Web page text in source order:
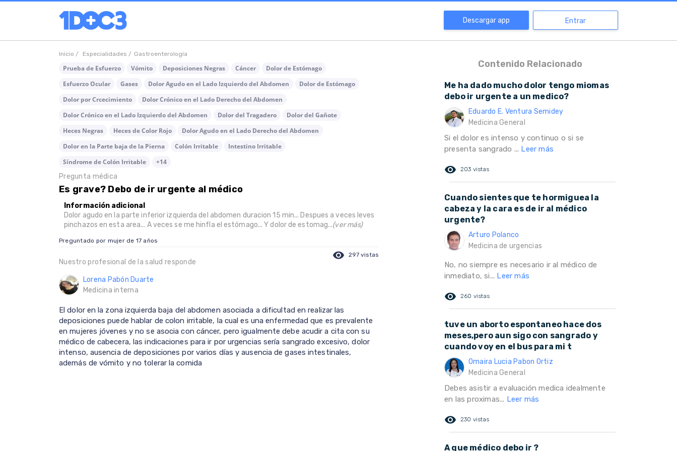
Descargar app Entrar
Inicio / Especialidades / Gastroenterología
Prueba de Esfuerzo Vómito Deposiciones Negras Cáncer
Dolor de Estómago
Esfuerzo Ocular
Gases Dolor Agudo en el Lado Izquierdo del Abdomen
Dolor de Estómago
Dolor por Crcecimiento
Dolor Crónico en el Lado Derecho del Abdomen
Dolor Crónico en el Lado Izquierdo del Abdomen
Dolor del Tragadero
Dolor del Gañote
Heces Negras
Heces de Color Rojo
Dolor Agudo en el Lado Derecho del Abdomen
Dolor en la Parte baja de la Pierna
Colón Irritable
Intestino Irritable
Síndrome de Colón Irritable
+14
Pregunta médica
Es grave? Debo de ir urgente al médico
Información adicional
Dolor agudo en la parte inferior izquierda del abdomen duracion 15 min... Despues a veces leves
pinchazos en esta area... A veces se me hinfla el estómago... Y dolor de estomag...(ver más)
Preguntado por mujer de 17 años
visibility 297 vistas
Nuestro profesional de la salud responde
Lorena Pabón Duarte
Medicina interna
El dolor en la zona izquierda baja del abdomen asociada a dificultad en realizar las
deposiciones puede hablar de colon irritable, la cual es una enfermedad que es prevalente
en mujeres jóvenes y no se asocia con cáncer, pero igualmente debe acudir a cita con su
médico de cabecera, las indicaciones para ir por urgencias sería sangrado excesivo, dolor
intenso, ausencia de deposiciones por varios días y ausencia de gases intestinales,
además de vómito y no tolerar la comida
Contenido Relacionado
Me ha dado mucho dolor tengo miomas
debo ir urgente a un medico?
Eduardo E. Ventura Semidey
Medicina General
Si el dolor es intenso y continuo o si se
presenta sangrado ... Leer más
remove_red_eye 203 vistas
Cuando sientes que te hormiguea la
cabeza y la cara es de ir al médico
urgente?
Arturo Polanco
Medicina de urgencias
No, no siempre es necesario ir al médico de
inmediato, si... Leer más
remove_red_eye 260 vistas
tuve un aborto espontaneo hace dos
meses,pero aun sigo con sangrado y
cuando voy en el bus para mi t
Omaira Lucia Pabon Ortiz
Medicina General
Debes asistir a evaluación medica idealmente
en las proximas... Leer más
remove_red_eye 230 vistas
A que médico debo ir ?